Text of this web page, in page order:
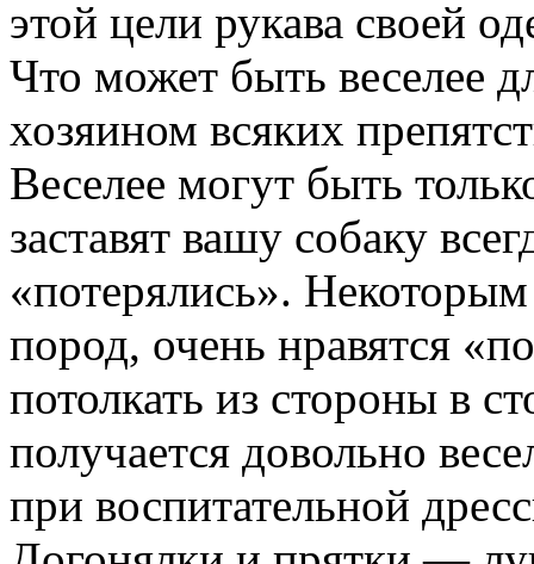
этой цели рукава своей
Что может быть веселее
хозяином всяких
Веселее могут быть
заставят вашу собаку
«потерялись».
пород, очень нравятся
потолкать из стороны в
получается довольно
при воспитательной